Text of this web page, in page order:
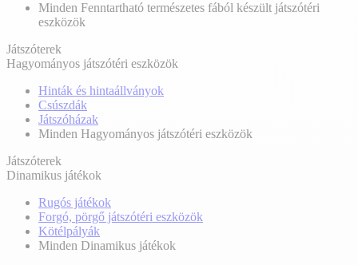
Minden Fenntartható természetes fából készült játszótéri
eszközök
Játszóterek
Hagyományos játszótéri eszközök
Hinták és hintaállványok
Csúszdák
Játszóházak
Minden Hagyományos játszótéri eszközök
Játszóterek
Dinamikus játékok
Rugós játékok
Forgó, pörgő játszótéri eszközök
Kötélpályák
Minden Dinamikus játékok